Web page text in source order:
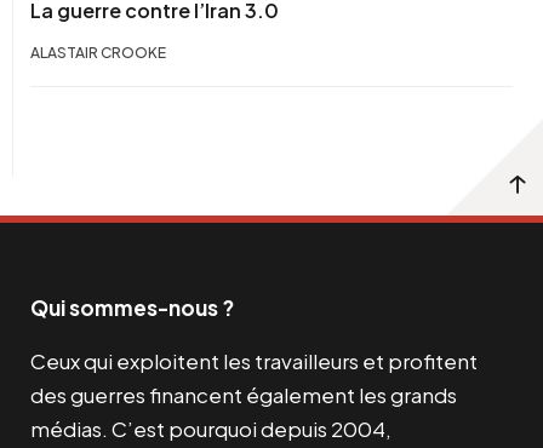
La guerre contre l’Iran 3.0
ALASTAIR CROOKE
Qui sommes-nous ?
Ceux qui exploitent les travailleurs et profitent
des guerres financent également les grands
médias. C’est pourquoi depuis 2004,